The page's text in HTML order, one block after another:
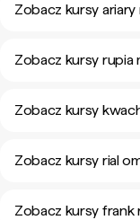
Zobacz kursy ariary
Zobacz kursy rupia
Zobacz kursy
Zobacz kursy rial
Zobacz kursy frank